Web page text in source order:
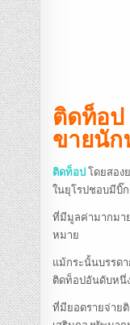
ติดท็อป
ขายนัก
ติดท็อป โดยสอง
ในยุโรปชอบมีบิ๊
ที่มีมูลค่ามากมาย
หมาย
แม้กระนั้นบรรด
ติดท็อปอันดับหนึ่
ที่มียอดรายจ่าย